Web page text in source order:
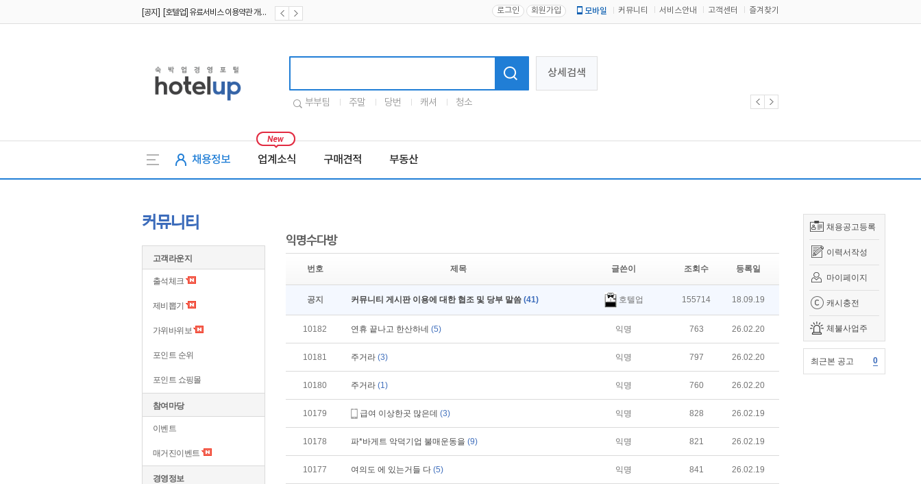
[공지] [호텔업] 유료서비스 이용약관 개정본2 (19.09.02) 로그인 회원가입 모바일 커뮤니티 서비스안내 고객센터 즐겨찾기
상세검색
부부팀 주말 당번 캐셔 청소
채용정보 업계소식 구매견적 부동산
채용공고등록
이력서작성
마이페이지
캐시충전
체불사업주
최근본 공고 0
커뮤니티
고객라운지
출석체크
제비뽑기
가위바위보
포인트 순위
포인트 쇼핑몰
참여마당
이벤트
매거진이벤트
경영정보
익명수다방
번호 제목 글쓴이 조회수 등록일
공지 커뮤니티 게시판 이용에 대한 협조 및 당부 말씀 (41) 호텔업 155714 18.09.19
10182 연휴 끝나고 한산하네 (5) 익명 763 26.02.20
10181 주거라 (3) 익명 797 26.02.20
10180 주거라 (1) 익명 760 26.02.20
10179 급여 이상한곳 많은데 (3) 익명 828 26.02.19
10178 파*바게트 악덕기업 불매운동을 (9) 익명 821 26.02.19
10177 여의도 에 있는거들 다 (5) 익명 841 26.02.19